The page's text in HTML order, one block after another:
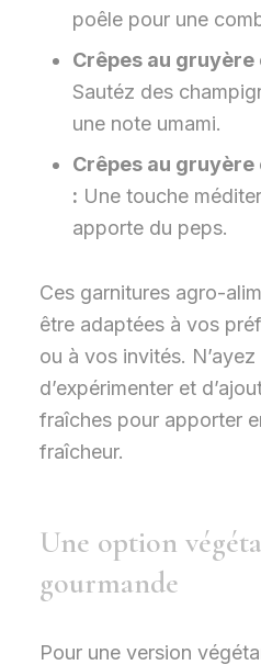
poêle pour une
Crêpes au gruyère
Sautéz des
une note umami.
Crêpes au
: Une touche
apporte du peps.
Ces garnitures agro-
être adaptées à vos
ou à vos invités.
d’expérimenter et
fraîches pour apporter
fraîcheur.
Une option
gourmande
Pour une version